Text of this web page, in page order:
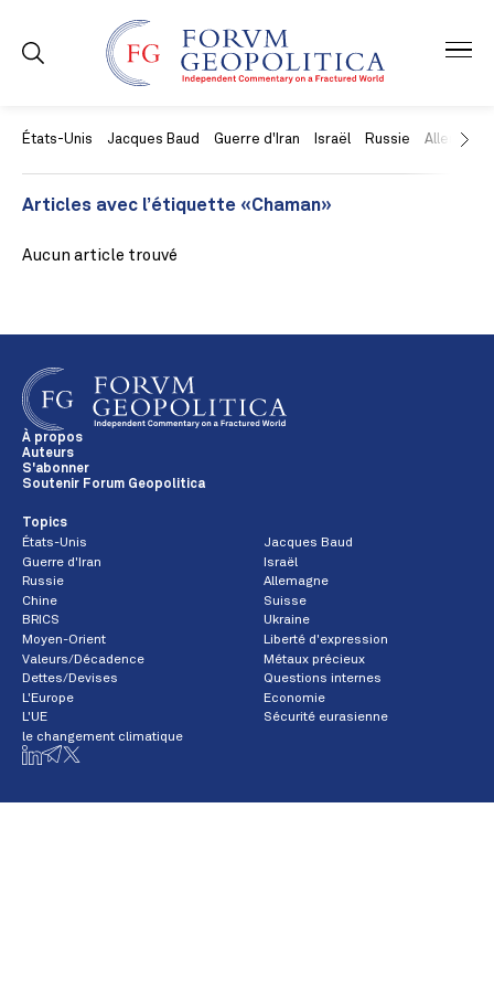
États-Unis Jacques Baud Guerre d'Iran Israël Russie Allemagne
Articles avec l’étiquette «Chaman»
Aucun article trouvé
À propos
Auteurs
S'abonner
Soutenir Forum Geopolitica
Topics
États-Unis
Jacques Baud
Guerre d'Iran
Israël
Russie
Allemagne
Chine
Suisse
BRICS
Ukraine
Moyen-Orient
Liberté d'expression
Valeurs/Décadence
Métaux précieux
Dettes/Devises
Questions internes
L'Europe
Economie
L'UE
Sécurité eurasienne
le changement climatique